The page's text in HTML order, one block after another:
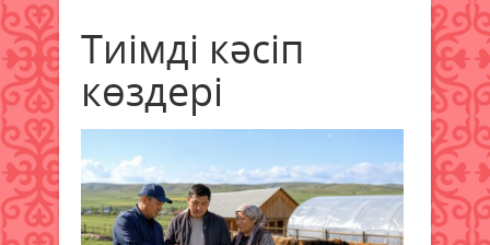
Тиімді кәсіп
көздері